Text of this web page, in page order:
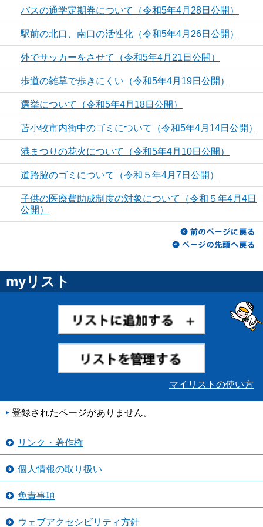
バスの通学定期券について（令和5年4月28日公開）
駅前の北口、南口の活性化（令和5年4月26日公開）
外でサッカーをさせて（令和5年4月21日公開）
歩道の雑草で歩きにくい（令和5年4月19日公開）
選挙について（令和5年4月18日公開）
苫小牧市内街中のゴミについて（令和5年4月14日公開）
港まつりの花火について（令和5年4月10日公開）
道路脇のゴミについて（令和５年4月7日公開）
子供の医療費助成制度の対象について（令和５年4月4日
公開）
myリスト
マイリストの使い方
登録されたページがありません。
リンク・著作権
個人情報の取り扱い
免責事項
ウェブアクセシビリティ方針